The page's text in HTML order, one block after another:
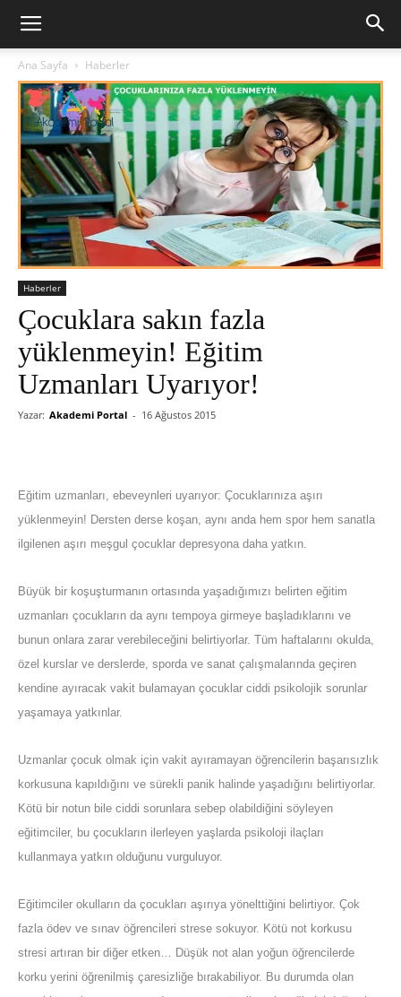
Ana Sayfa Haberler
Haberler
Çocuklara sakın fazla
yüklenmeyin! Eğitim
Uzmanları Uyarıyor!
Yazar: Akademi Portal - 16 Ağustos 2015
Eğitim uzmanları, ebeveynleri uyarıyor: Çocuklarınıza aşırı
yüklenmeyin! Dersten derse koşan, aynı anda hem spor hem sanatla
ilgilenen aşırı meşgul çocuklar depresyona daha yatkın.
Büyük bir koşuşturmanın ortasında yaşadığımızı belirten eğitim
uzmanları çocukların da aynı tempoya girmeye başladıklarını ve
bunun onlara zarar verebileceğini belirtiyorlar. Tüm haftalarını okulda,
özel kurslar ve derslerde, sporda ve sanat çalışmalarında geçiren
kendine ayıracak vakit bulamayan çocuklar ciddi psikolojik sorunlar
yaşamaya yatkınlar.
Uzmanlar çocuk olmak için vakit ayıramayan öğrencilerin başarısızlık
korkusuna kapıldığını ve sürekli panik halinde yaşadığını belirtiyorlar.
Kötü bir notun bile ciddi sorunlara sebep olabildiğini söyleyen
eğitimciler, bu çocukların ilerleyen yaşlarda psikoloji ilaçları
kullanmaya yatkın olduğunu vurguluyor.
Eğitimciler okulların da çocukları aşırıya yönelttiğini belirtiyor. Çok
fazla ödev ve sınav öğrencileri strese sokuyor. Kötü not korkusu
stresi artıran bir diğer etken… Düşük not alan yoğun öğrencilerde
korku yerini öğrenilmiş çaresizliğe bırakabiliyor. Bu durumda olan